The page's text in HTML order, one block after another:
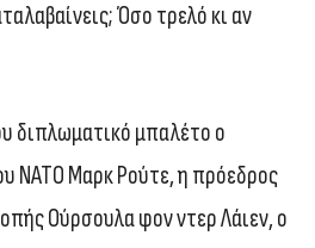
Όσο τρελό κι αν
διπλωματικό μπαλέτο ο
NATO Μαρκ Ρούτε, η πρόεδρος
Ούρσουλα φον ντερ Λάιεν, ο